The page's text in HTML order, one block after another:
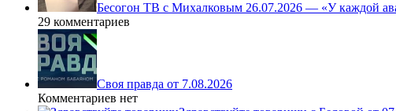
Бесогон ТВ с Михалковым 26.07.2026 — «У каждой
29 комментариев
Своя правда от 7.08.2026
Комментариев нет